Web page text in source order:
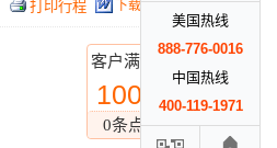
下载行程
客户满意度
100%
0条点评
美国热线
888-776-0016
中国热线
400-119-1971